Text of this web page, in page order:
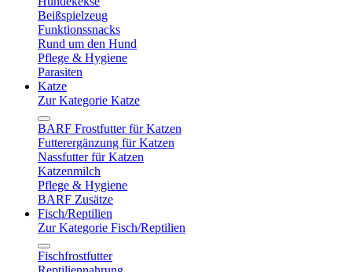
Beißspielzeug
Funktionssnacks
Rund um den Hund
Pflege & Hygiene
Parasiten
Katze
Zur Kategorie Katze
BARF Frostfutter für Katzen
Futterergänzung für Katzen
Nassfutter für Katzen
Katzenmilch
Pflege & Hygiene
BARF Zusätze
Fisch/Reptilien
Zur Kategorie Fisch/Reptilien
Fischfrostfutter